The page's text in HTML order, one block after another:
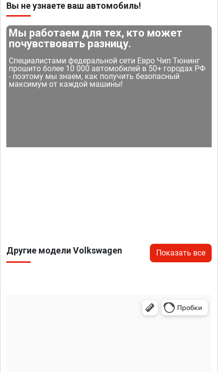
Вы не узнаете ваш автомобиль!
Мы работаем для тех, кто может
почувствовать разницу.
Специалистами федеральной сети Евро Чип Тюнинг
прошито более 10 000 автомобилей в 50+ городах РФ
- поэтому мы знаем, как получить безопасный
максимум от каждой машины!
Другие модели Volkswagen Показать все